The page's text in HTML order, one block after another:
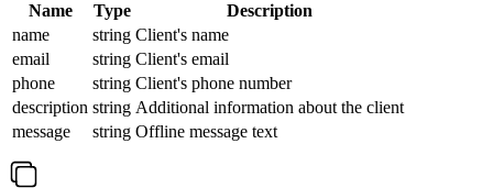
Name Type
Description
name
string Client's name
email
string Client's email
phone
string Client's phone number
description string Additional information about the client
message
string Offline message text